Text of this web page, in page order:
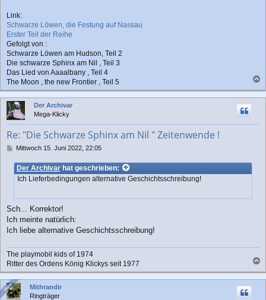
Link:
Schwarze Löwen, die Festung auf Nassau
Erster Teil der Reihe
Gefolgt von :
Schwarze Löwen am Hudson, Teil 2
Die schwarze Sphinx am Nil , Teil 3
Das Lied von Aaaalbany , Teil 4
The Moon , the new Frontier , Teil 5
a
c
Der Archivar
Mega-Klicky
Re: "Die Schwarze Sphinx am Nil " Zeitenwende !
B
i
t
g
Mittwoch 15. Juni 2022, 22:05
Der Archivarhat geschrieben:
Ich Lieferbedingungen alternative Geschichtsschreibung!
Sch... Korrektor!
Ich meinte natürlich:
Ich liebe alternative Geschichtsschreibung!
The playmobil kids of 1974
Ritter des Ordens König Klickys seit 1977
a
c
Mithrandir
Ringträger
Online
Online